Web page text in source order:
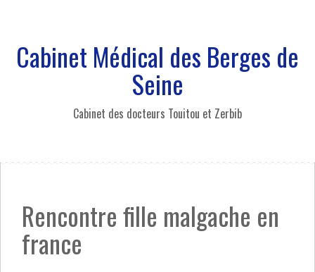
t
Cabinet Médical des Berges de
Seine
Cabinet des docteurs Touitou et Zerbib
Rencontre fille malgache en
france